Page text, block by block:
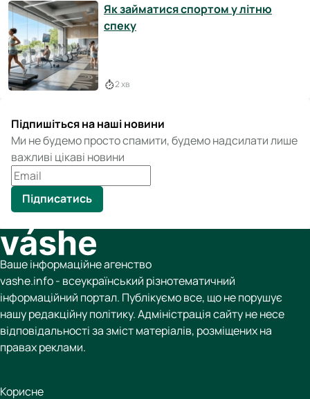
Як займатися спортом у літню
спеку
2 хв
Підпишіться на наші новини
Ми не будемо просто спамити, будемо надсилати лише
важливі цікаві новини
Підписатись
Ваше інформаційне агенство
vashe.info - всеукраїнський різнотематичний
інформаційний портал. Публікуємо все, що не порушує
нашу редакційну політику. Адміністрація сайту не несе
відповідальності за зміст матеріалів, розміщених на
правах реклами.
Корисне